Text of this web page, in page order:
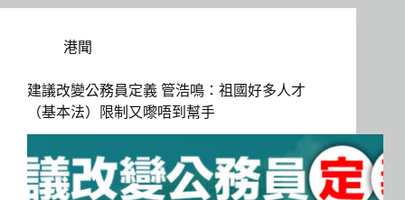
港聞
建議改變公務員定義 管浩鳴：祖國好多人才
（基本法）限制又嚟唔到幫手